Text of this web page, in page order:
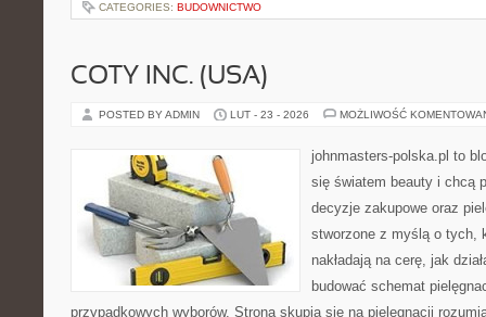
CATEGORIES: BUDOWNICTWO
COTY INC. (USA)
POSTED BY ADMIN LUT - 23 - 2026 MOŻLIWOŚĆ
johnmasters-polska.pl to
się światem beauty i chcą
decyzje zakupowe oraz
stworzone z myślą o tych,
nakładają na cerę, jak
budować schemat
przypadkowych wyborów. Strona skupia się na pielęgnacji